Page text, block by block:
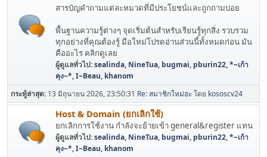
สารบัญคำถามแต่ละหมวดที่มีประโยชน์และถูกถามบ่อย
พื้นฐานความรู้ต่างๆ จุดเริ่มต้นสำหรับเรียนรู้ทุกสิ่ง รวบรวม
ทุกอย่างที่คุณต้องรู้ มือใหม่โปรดอ่านส่วนนี้ทั้งหมดก่อน มัน
คืออะไร คลิกดูเลย
ผู้ดูแลทั่วไป:sealinda, NineTua, bugmai, pburin22,*~เก้า
คุง~*,I~Beau, khanom
กระทู้ล่าสุด: 13 มิถุนายน 2026, 23:50:31 Re: สมาชิกใหม่ฮะโดย kososcv24
Host & Domain (ยกเลิกใช้)
ยกเลิกการใช้งาน กำลังจะย้ายเข้า general&register แทน
ผู้ดูแลทั่วไป:sealinda, NineTua, bugmai, pburin22,*~เก้า
คุง~*,I~Beau, khanom